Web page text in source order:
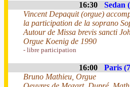
16:30 Sedan
Vincent Depaquit (orgue)
la participation de la soprano
Autour de Missa brevis sancti
Orgue Koenig de 1990
- libre participation
16:00 Paris
Bruno Mathieu, Orgue